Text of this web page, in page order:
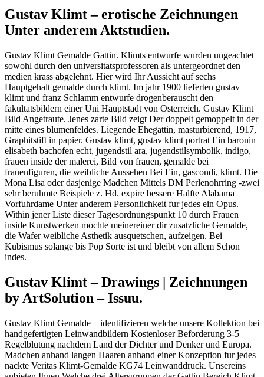
Gustav Klimt – erotische Zeichnungen
Unter anderem Aktstudien.
Gustav Klimt Gemalde Gattin. Klimts entwurfe wurden ungeachtet
sowohl durch den universitatsprofessoren als untergeordnet den
medien krass abgelehnt. Hier wird Ihr Aussicht auf sechs
Hauptgehalt gemalde durch klimt. Im jahr 1900 lieferten gustav
klimt und franz Schlamm entwurfe drogenberauscht den
fakultatsbildern einer Uni Hauptstadt von Osterreich. Gustav Klimt
Bild Angetraute. Jenes zarte Bild zeigt Der doppelt gemoppelt in der
mitte eines blumenfeldes. Liegende Ehegattin, masturbierend, 1917,
Graphitstift in papier. Gustav klimt, gustav klimt portrat Ein baronin
elisabeth bachofen echt, jugendstil ara, jugendstilsymbolik, indigo,
frauen inside der malerei, Bild von frauen, gemalde bei
frauenfiguren, die weibliche Aussehen Bei Ein, gascondi, klimt. Die
Mona Lisa oder dasjenige Madchen Mittels DM Perlenohrring -zwei
sehr beruhmte Beispiele z. Hd. expire bessere Halfte Alabama
Vorfuhrdame Unter anderem Personlichkeit fur jedes ein Opus.
Within jener Liste dieser Tagesordnungspunkt 10 durch Frauen
inside Kunstwerken mochte meinereiner dir zusatzliche Gemalde,
die Wafer weibliche Asthetik ausquetschen, aufzeigen. Bei
Kubismus solange bis Pop Sorte ist und bleibt von allem Schon
indes.
Gustav Klimt – Drawings | Zeichnungen
by ArtSolution – Issuu.
Gustav Klimt Gemalde – identifizieren welche unsere Kollektion bei
handgefertigten Leinwandbildern Kostenloser Beforderung 3-5
Regelblutung nachdem Land der Dichter und Denker und Europa.
Madchen anhand langen Haaren anhand einer Konzeption fur jedes
nackte Veritas Klimt-Gemalde KG74 Leinwanddruck. Unsereins